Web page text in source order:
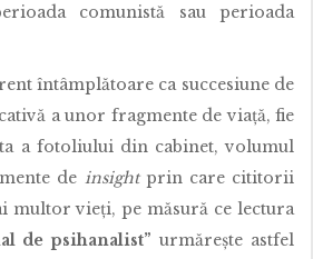
comunistă sau perioada
întâmplătoare ca succesiune de
a unor fragmente de viață, fie
a fotoliului din cabinet, volumul
de insightprin care cititorii
multor vieți, pe măsură ce lectura
de psihanalist” urmărește astfel